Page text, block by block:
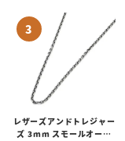
レザーズアンドトレジャー
ズ 3mm スモールオーバ